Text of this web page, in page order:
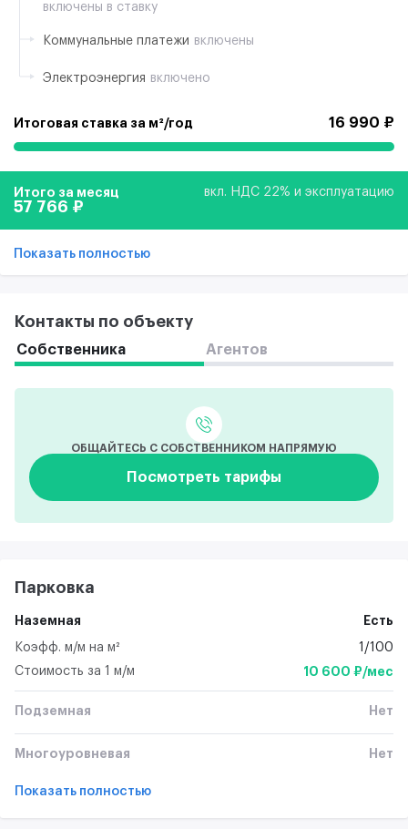
включены в ставку
Коммунальные платежи включены
Электроэнергия включено
Итоговая ставка за м²/год 16 990 ₽
Итого за месяц вкл. НДС 22% и эксплуатацию
57 766 ₽
Показать полностью
Контакты по объекту
Собственника Агентов
ОБЩАЙТЕСЬ С СОБСТВЕННИКОМ НАПРЯМУЮ
Посмотреть тарифы
Парковка
Наземная Есть
Коэфф. м/м на м²
1/100
Стоимость за 1 м/м
10 600 ₽/мес
Подземная Нет
Многоуровневая Нет
Показать полностью